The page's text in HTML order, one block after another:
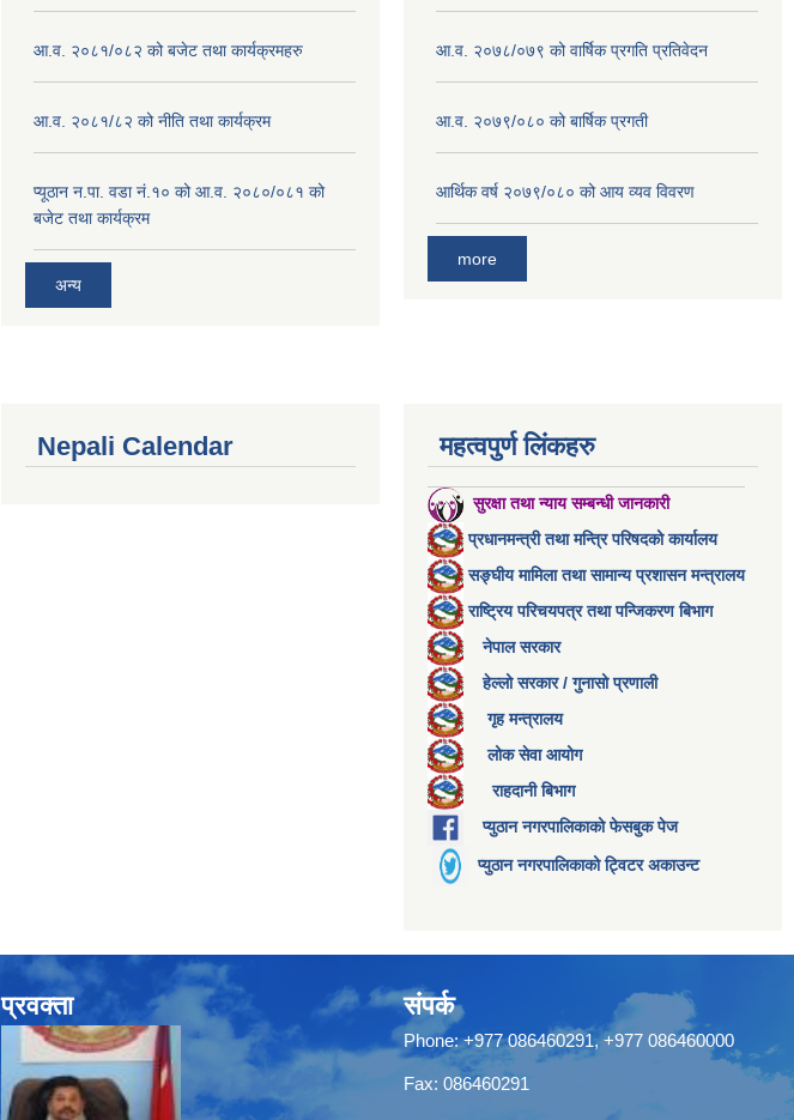
आ.व. २०८१/०८२ को बजेट तथा कार्यक्रमहरु
आ.व. २०८१/८२ को नीति तथा कार्यक्रम
प्यूठान न.पा. वडा नं.१० को आ.व. २०८०/०८१ को
बजेट तथा कार्यक्रम
अन्य
आ.व. २०७८/०७९ को वार्षिक प्रगति प्रतिवेदन
आ.व. २०७९/०८० को बार्षिक प्रगती
आर्थिक वर्ष २०७९/०८० को आय व्यव विवरण
more
Nepali Calendar महत्वपुर्ण लिंकहरु
सुरक्षा तथा न्याय सम्बन्धी जानकारी
प्रधानमन्त्री तथा मन्त्रि परिषदको कार्यालय
सङ्घीय मामिला तथा सामान्य प्रशासन मन्त्रालय
राष्ट्रिय परिचयपत्र तथा पन्जिकरण बिभाग
नेपाल सरकार
हेल्लो सरकार / गुनासो प्रणाली
गृह मन्त्रालय
लोक सेवा आयोग
राहदानी बिभाग
प्युठान नगरपालिकाको फेसबुक पेज
प्युठान नगरपालिकाको ट्विटर अकाउन्ट
प्रवक्ता संपर्क
Phone: +977 086460291, +977 086460000
Fax: 086460291